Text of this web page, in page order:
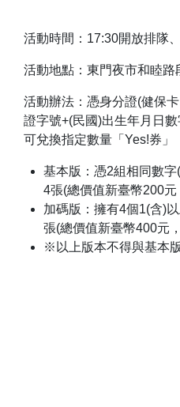
活動時間：17:30開放排隊
活動地點：東門夜市和睦路
活動辦法：憑身分證(健保
證字號+(民國)出生年月日
可兌換指定數量「Yes!券」
基本版：憑2組相同數
4張(總價值新臺幣200
加碼版：擁有4個1(含)
張(總價值新臺幣400元
※以上版本不得與基本